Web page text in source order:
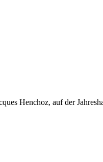
Henchoz, auf der